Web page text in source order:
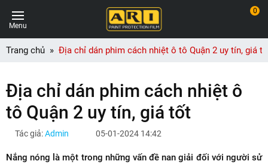
Menu
0
Trang chủ Địa chỉ dán phim cách nhiệt ô tô Quận 2 uy tín, giá
Địa chỉ dán phim cách nhiệt ô
tô Quận 2 uy tín, giá tốt
Tác giả:Admin 05-01-2024 14:42
Nắng nóng là một trong những vấn đề nan giải đối với người sử